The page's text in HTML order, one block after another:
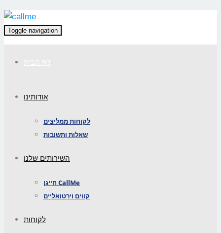
Toggle navigation
אודותינו
לקוחות ממליצים
שאלות ותשובות
השירותים שלנו
חייגן CallMe
קווים וירטואליים
לקוחות